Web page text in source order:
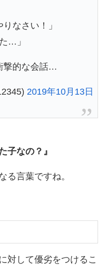
りなさい！」
…」
撃的な会話…
2019年10月13日
子なの？』
る言葉ですね。
対して優劣をつけるこ